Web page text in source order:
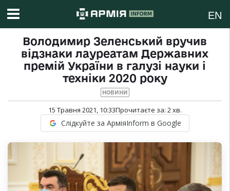
EN
Володимир Зеленський вручив
відзнаки лауреатам Державних
премій України в галузі науки і
техніки 2020 року
НОВИНИ
15 Травня 2021, 10:33Прочитаєте за: 2хв.
Слідкуйте за АрміяInform в Google